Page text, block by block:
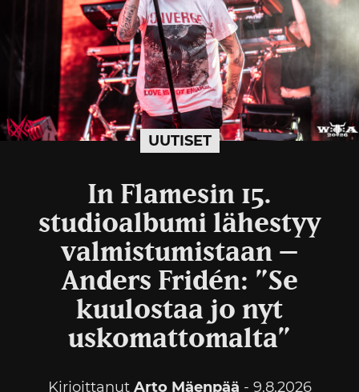
UUTISET
In Flamesin 15.
studioalbumi lähestyy
valmistumistaan –
Anders Fridén: ”Se
kuulostaa jo nyt
uskomattomalta”
Kirjoittanut Arto Mäenpää - 9.8.2026